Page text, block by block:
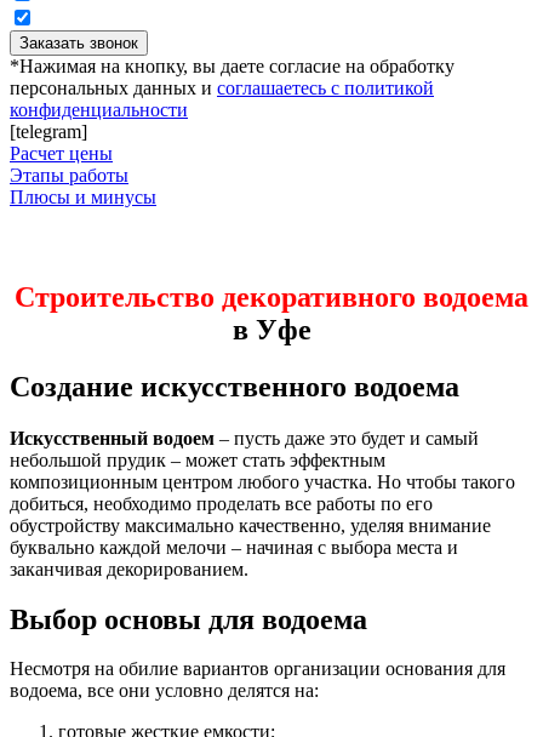
*Нажимая на кнопку, вы даете согласие на обработку
персональных данных и соглашаетесь с политикой
конфиденциальности
[telegram]
Расчет цены
Этапы работы
Плюсы и минусы
Строительство декоративного водоема
в Уфе
Создание искусственного водоема
Искусственный водоем – пусть даже это будет и самый
небольшой прудик – может стать эффектным
композиционным центром любого участка. Но чтобы такого
добиться, необходимо проделать все работы по его
обустройству максимально качественно, уделяя внимание
буквально каждой мелочи – начиная с выбора места и
заканчивая декорированием.
Выбор основы для водоема
Несмотря на обилие вариантов организации основания для
водоема, все они условно делятся на:
готовые жесткие емкости;